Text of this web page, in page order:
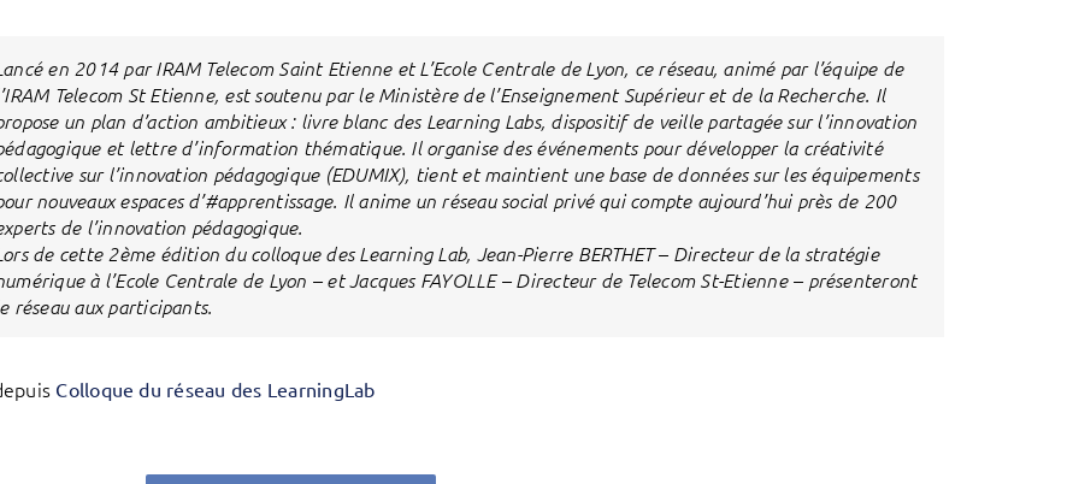
en 2014 par IRAM Telecom Saint Etienne et L’Ecole Centrale de Lyon, ce réseau, animé par l’équipe de
Telecom St Etienne, est soutenu par le Ministère de l’Enseignement Supérieur et de la Recherche. Il
un plan d’action ambitieux : livre blanc des Learning Labs, dispositif de veille partagée sur l’innovation
et lettre d’information thématique. Il organise des événements pour développer la créativité
sur l’innovation pédagogique (EDUMIX), tient et maintient une base de données sur les équipements
nouveaux espaces d’#apprentissage. Il anime un réseau social privé qui compte aujourd’hui près de 200
de l’innovation pédagogique.
de cette 2ème édition du colloque des Learning Lab, Jean-Pierre BERTHET – Directeur de la stratégie
à l’Ecole Centrale de Lyon – et Jacques FAYOLLE – Directeur de Telecom St-Etienne – présenteront
réseau aux participants.
Colloque du réseau des LearningLab